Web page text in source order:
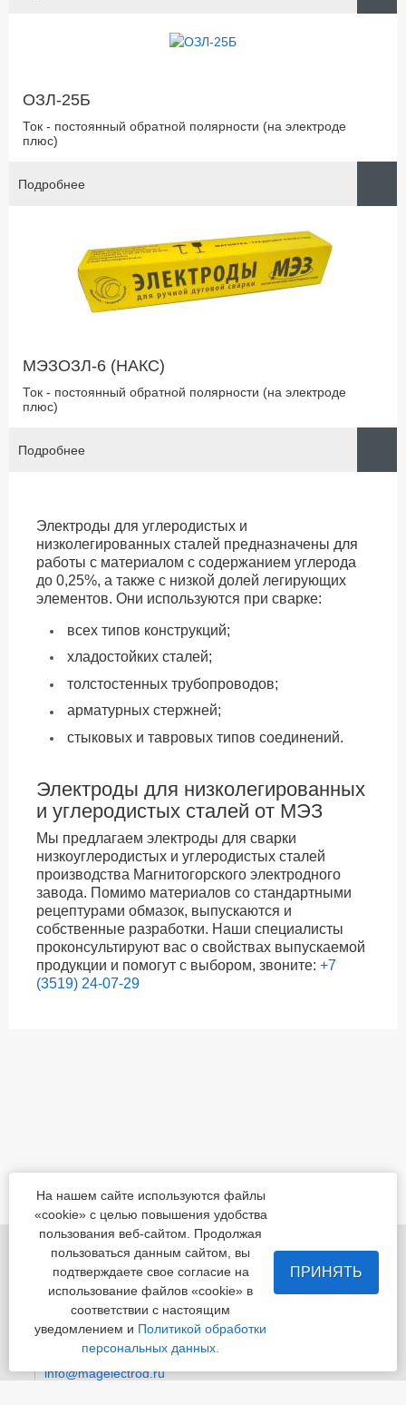
ОЗЛ-25Б
Ток - постоянный обратной полярности (на электроде
плюс)
Подробнее
МЭЗОЗЛ-6 (НАКС)
Ток - постоянный обратной полярности (на электроде
плюс)
Подробнее
Электроды для углеродистых и
низколегированных сталей предназначены для
работы с материалом с содержанием углерода
до 0,25%, а также с низкой долей легирующих
элементов. Они используются при сварке:
всех типов конструкций;
хладостойких сталей;
толстостенных трубопроводов;
арматурных стержней;
стыковых и тавровых типов соединений.
Электроды для низколегированных
и углеродистых сталей от МЭЗ
Мы предлагаем электроды для сварки
низкоуглеродистых и углеродистых сталей
производства Магнитогорского электродного
завода. Помимо материалов со стандартными
рецептурами обмазок, выпускаются и
собственные разработки. Наши специалисты
проконсультируют вас о свойствах выпускаемой
продукции и помогут с выбором, звоните: +7
(3519) 24-07-29
455022, Челябинская обл., Магнитогорск, шоссе
Белорецкое, д.5
пн - пт с 8:00 до 17:00 сб-вс-вых.
Приемная +7 (3519) 24-07-29
info@magelectrod.ru
На нашем сайте используются файлы
«cookie» с целью повышения удобства
пользования веб-сайтом. Продолжая
пользоваться данным сайтом, вы
подтверждаете свое согласие на
использование файлов «cookie» в
соответствии с настоящим
уведомлением и Политикой обработки
персональных данных.
ПРИНЯТЬ